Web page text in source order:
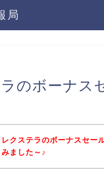
局
のボーナス
レクステラのボーナスセー
みました～♪